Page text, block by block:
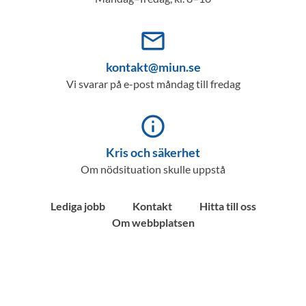
mail_outline
kontakt@miun.se
Vi svarar på e-post måndag till fredag
info_outline
Kris och säkerhet
Om nödsituation skulle uppstå
Lediga jobb Kontakt
Hitta till oss
Om webbplatsen